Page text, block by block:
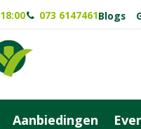
18:00 073 6147461Blogs
Aanbiedingen